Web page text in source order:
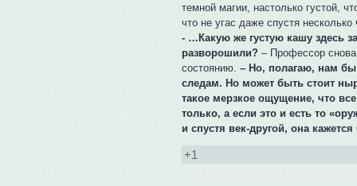
темной магии, настолько густой,
что не угас даже спустя несколько
- …Какую же густую кашу здесь
разворошили? – Профессор
состоянию.– Но, полагаю, нам бы
следам. Но может быть стоит
такое мерзкое ощущение, что
только, а если это и есть то
и спустя век-другой, она
+1